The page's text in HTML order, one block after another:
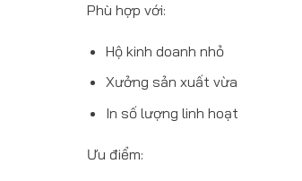
Phù hợp với:
Hộ kinh doanh nhỏ
Xưởng sản xuất vừa
In số lượng linh hoạt
Ưu điểm: